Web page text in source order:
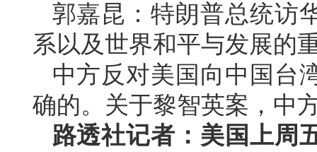
郭嘉昆：特朗普总统访
系以及世界和平与发展的
中方反对美国向中国台
确的。关于黎智英案，中
路透社记者：美国上周